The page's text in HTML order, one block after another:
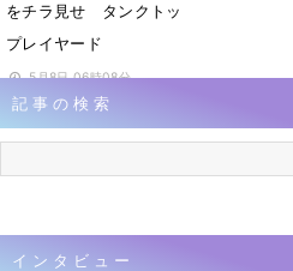
をチラ見せ タンクトッ
プレイヤード
5月8日 06時08分
記事の検索
インタビュー